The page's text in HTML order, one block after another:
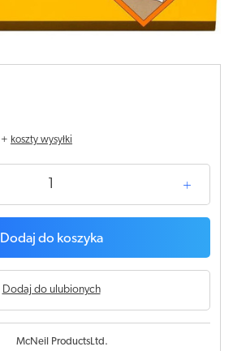
+ koszty wysyłki
Dodaj do koszyka
Dodaj do ulubionych
McNeil ProductsLtd.